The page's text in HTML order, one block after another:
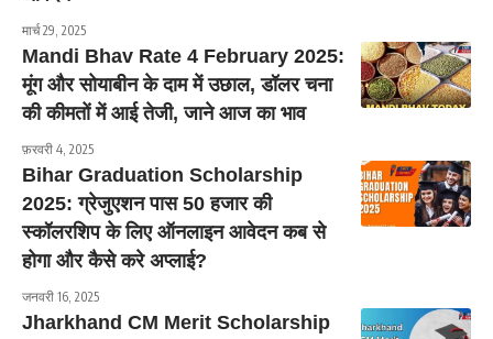
मार्च 29, 2025
Mandi Bhav Rate 4 February 2025:
मूंग और सोयाबीन के दाम में उछाल, डॉलर चना
की कीमतों में आई तेजी, जाने आज का भाव
फ़रवरी 4, 2025
Bihar Graduation Scholarship
2025: ग्रेजुएशन पास 50 हजार की
स्कॉलरशिप के लिए ऑनलाइन आवेदन कब से
होगा और कैसे करे अप्लाई?
जनवरी 16, 2025
Jharkhand CM Merit Scholarship